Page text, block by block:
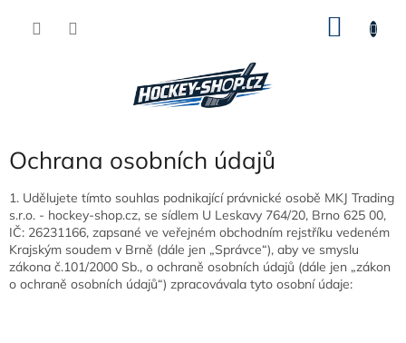
Ochrana osobních údajů
1. Udělujete tímto souhlas podnikající právnické osobě MKJ Trading
s.r.o. - hockey-shop.cz, se sídlem U Leskavy 764/20, Brno 625 00,
IČ: 26231166, zapsané ve veřejném obchodním rejstříku vedeném
Krajským soudem v Brně (dále jen „Správce“), aby ve smyslu
zákona č.101/2000 Sb., o ochraně osobních údajů (dále jen „zákon
o ochraně osobních údajů“) zpracovávala tyto osobní údaje: